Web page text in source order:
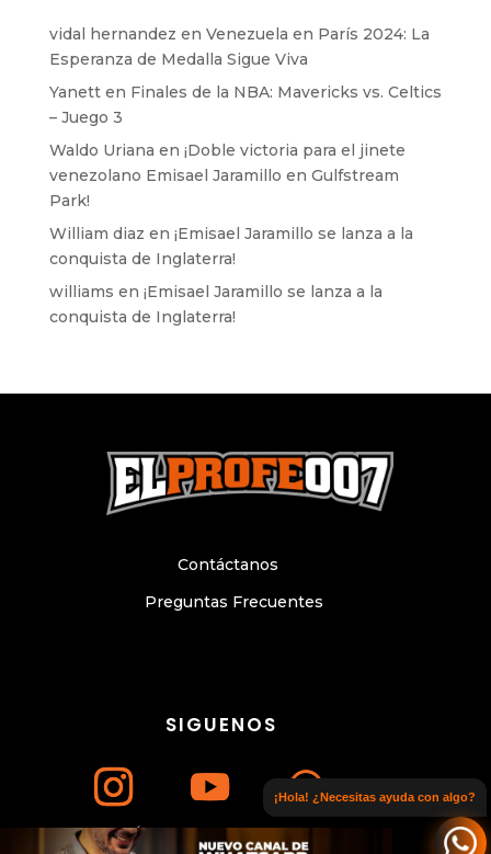
vidal hernandez en Venezuela en París 2024: La
Esperanza de Medalla Sigue Viva
Yanetten Finales de la NBA: Mavericks vs. Celtics
– Juego 3
Waldo Uriana en ¡Doble victoria para el jinete
venezolano Emisael Jaramillo en Gulfstream
Park!
William diaz en ¡Emisael Jaramillo se lanza a la
conquista de Inglaterra!
williams en ¡Emisael Jaramillo se lanza a la
conquista de Inglaterra!
SIGUENOS
Únete a nuestro canal de WhatsApp
Preguntas Frecuentes
Contáctanos
© Copyright 2024. Todos los derechos
¡Hola! ¿Necesitas ayuda con algo?